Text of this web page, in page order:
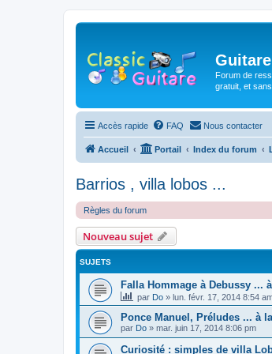
Forum de
gratuit, et sans
Accès rapide FAQ Nous contacter
Accueil Portail Index du forum
Barrios , villa lobos ...
Règles du forum
Nouveau sujet
SUJETS
Falla Hommage à Debussy ...
par Do » lun. févr. 17, 2014 8:54
Ponce Manuel, Préludes ... à
par Do » mar. juin 17, 2014 8:06 pm
Curiosité : simples de villa